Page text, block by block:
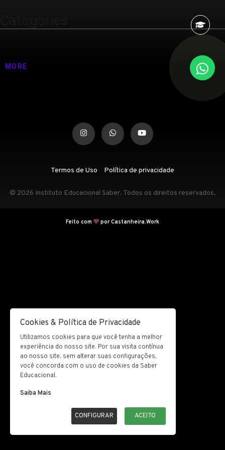
MORE
Termos de Uso Política de privacidade
© 2026 Instituto Educacional Saber. Todos os direitos reservados.
Feito com por Castanheira.Work
Cookies & Política de Privacidade
Utilizamos cookies para que você tenha a melhor
experiência do nosso site. Por sua visita contínua
ao nosso site, sem alterar suas configurações,
você concorda com o uso de cookies da Saber
Educacional.
Saiba Mais
CONFIGURAR ACEITO